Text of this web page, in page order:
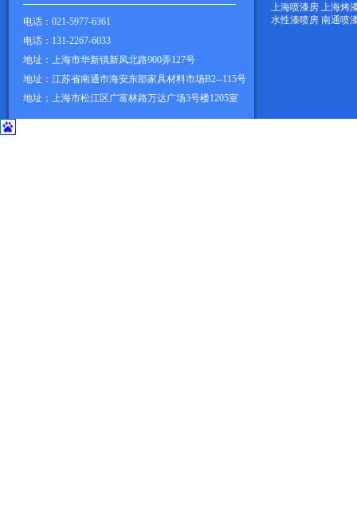
电话：021-5977-6361
电话：131-2267-6033
地址：上海市华新镇新凤北路900弄127号
地址：江苏省南通市海安东部家具材料市场B2--115号
地址； 上海市松江区广富林路万达广场3号楼1205室
上海喷漆房 上海烤
水性漆喷房 南通喷
.